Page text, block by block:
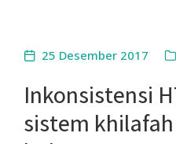
25 Desember 2017
Inkonsistensi
sistem